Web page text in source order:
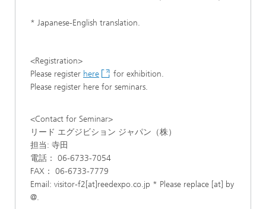
* Japanese-English translation.
<Registration>
Please register here
for exhibition.
Please register here for seminars.
<Contact for Seminar>
リード エグジビション ジャパン（株）
担当: 寺田
電話： 06-6733-7054
FAX： 06-6733-7779
Email: visitor-f2[at]reedexpo.co.jp * Please replace [at] by
@.